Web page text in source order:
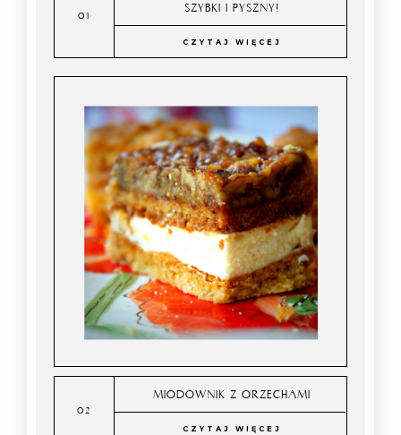
SZYBKI I PYSZNY!
CZYTAJ WIĘCEJ
MIODOWNIK Z ORZECHAMI
CZYTAJ WIĘCEJ